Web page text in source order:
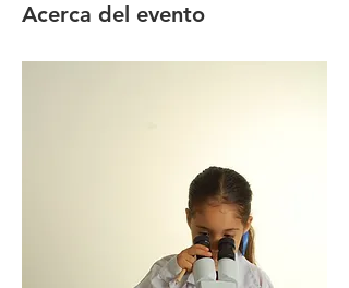
Acerca del evento